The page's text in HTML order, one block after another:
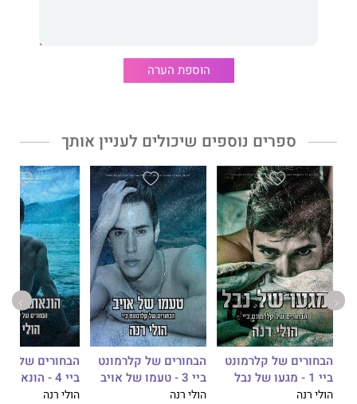
הסודות של משפחותינו לא יכלו עוד להישאר קבורים ונשכחים.
ידעתי זאת מההתחלה, אך לא הסכמתי שחטאי העבר יקבעו את
הייתי צריך לעזוב אותה לנפשה ולהניח לה לשנוא אותי.
לא עשיתי זאת.
התכוונתי להילחם עליה, גם אם כל הכוח בידיה עכשיו.
נפילתו של אלהוא הספר השני ב סדרת הבחורים של קלרמונט ביי
מאת סופרת רבי המכרהולי רנה
, אשר מביא לסיומו את סיפור
אהבתם העוצמתי של בק וג'וזי.
הספרים הבאים בסדרה יספרו את סיפורם של דמויות המשנה
הנפלאות שהכרנו בדואט הנוכחי.
סיפור על שנאה יוקדת, על אהבה ראשונה ושורפת.
הוספת הערה
ספרים נוספים שיכולים לעניין אותך
הבחורים של קלרמונט
ביי 1 - מגעו של נבל
הולי רנה
הבחורים של קלרמונט
ביי 3 - טעמו של אויב
הולי רנה
הבחורים של
ביי 4 - הונאתו של שטן
הולי רנה